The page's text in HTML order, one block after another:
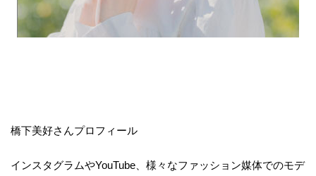
橋下美好さんプロフィール
インスタグラムやYouTube、様々なファッション媒体でのモデ